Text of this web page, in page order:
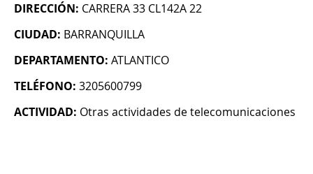
DIRECCIÓN: CARRERA 33 CL142A 22
CIUDAD: BARRANQUILLA
DEPARTAMENTO: ATLANTICO
TELÉFONO: 3205600799
ACTIVIDAD: Otras actividades de telecomunicaciones